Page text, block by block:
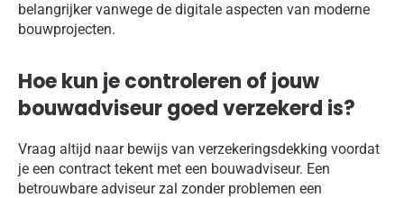
belangrijker vanwege de digitale aspecten van moderne
bouwprojecten.
Hoe kun je controleren of jouw
bouwadviseur goed verzekerd is?
Vraag altijd naar bewijs van verzekeringsdekking voordat
je een contract tekent met een bouwadviseur. Een
betrouwbare adviseur zal zonder problemen een